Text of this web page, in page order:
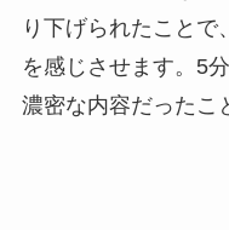
り下げられたことで
を感じさせます。5
濃密な内容だったこ